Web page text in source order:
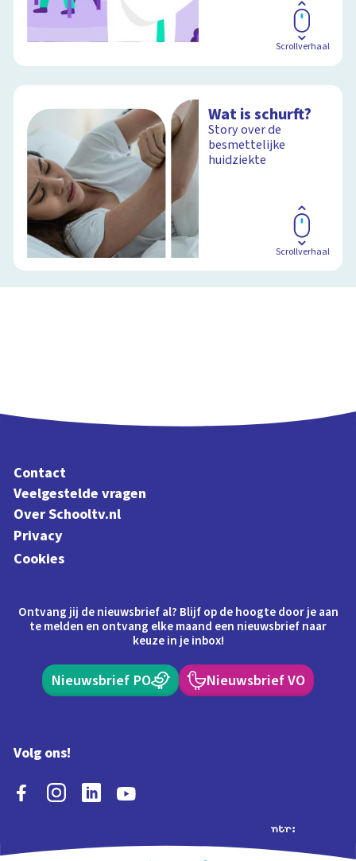
Scrollverhaal
Wat is schurft?
Story over de
besmettelijke
huidziekte
Scrollverhaal
Contact
Veelgestelde vragen
Over Schooltv.nl
Privacy
Cookies
Ontvang jij de nieuwsbrief al? Blijf op de hoogte door je aan
te melden en ontvang elke maand een nieuwsbrief naar
keuze in je inbox!
Nieuwsbrief PO Nieuwsbrief VO
Volg ons!